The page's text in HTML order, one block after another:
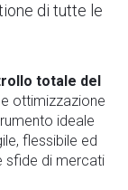
di tutte le
totale del
ottimizzazione
ideale
flessibile ed
sfide di mercati